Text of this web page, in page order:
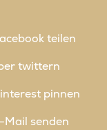
teilen
twittern
pinnen
Mail senden